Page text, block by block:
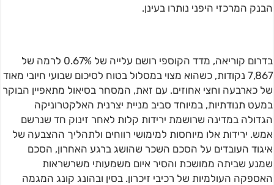
הבנק המרכזי היפני נותרו בעינן.
בדרום קוריאה, מדד הקוספי רושם עלייה של 0.67% לרמה של
7,867 נקודות, כשהוא מצוי במסלול בטוח לסיכום שבועי חיובי מאוד
של כארבעה וחצי אחוזים. עם זאת, המסחר בסיאול מתאפיין הבוקר
במעט תנודתיות, במיוחד סביב מניית יצרנית האלקטרוניקה
הגדולה במדינה שרושמת ירידות קלות לאחר זינוק חד שנרשם
אמש. ירידות אלו מיוחסות למימושי רווחים ולתהליך ההצבעה של
איגוד העובדים על הסכם השכר שהושג ברגע האחרון, הסכם
שמנע שביתה ממושכת והסיר איום משמעותי משרשראות
האספקה העולמיות של רכיבי זיכרון. בסין ובהונג קונג המגמה